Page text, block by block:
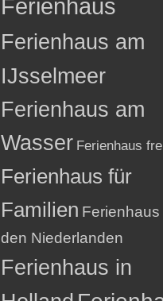
Ferienhaus
Ferienhaus am
IJsselmeer
Ferienhaus am
Wasser Ferienhaus
Ferienhaus für
Familien Ferienhaus
den Niederlanden
Ferienhaus in